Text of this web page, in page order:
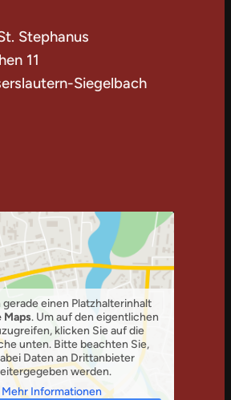
Stephanus
11
Siegelbach
gerade einen Platzhalterinhalt
Maps. Um auf den eigentlichen
klicken Sie auf die
unten. Bitte beachten Sie,
Daten an Drittanbieter
werden.
Mehr Informationen